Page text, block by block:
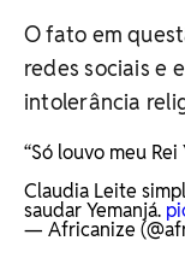
O fato em
redes sociais e
intolerância
“Só louvo meu Rei
Claudia Leite
saudar Yemanjá.
— Africanize